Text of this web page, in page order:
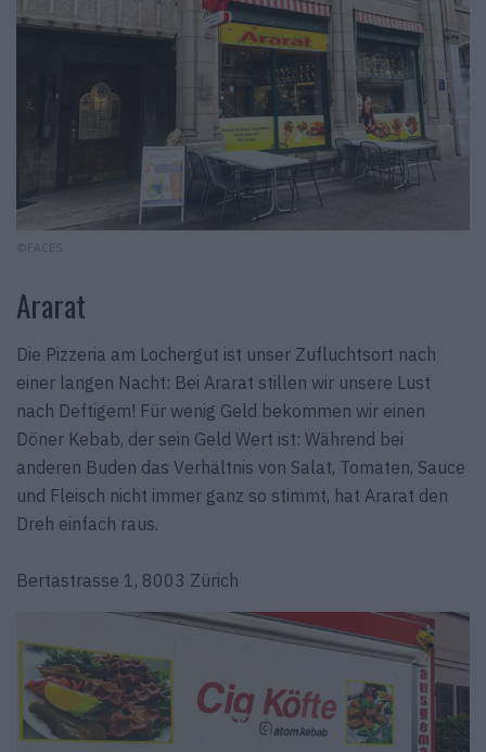
©FACES
Ararat
Die Pizzeria am Lochergut ist unser Zufluchtsort nach
einer langen Nacht: Bei Ararat stillen wir unsere Lust
nach Deftigem! Für wenig Geld bekommen wir einen
Döner Kebab, der sein Geld Wert ist: Während bei
anderen Buden das Verhältnis von Salat, Tomaten, Sauce
und Fleisch nicht immer ganz so stimmt, hat Ararat den
Dreh einfach raus.
Bertastrasse 1, 8003 Zürich